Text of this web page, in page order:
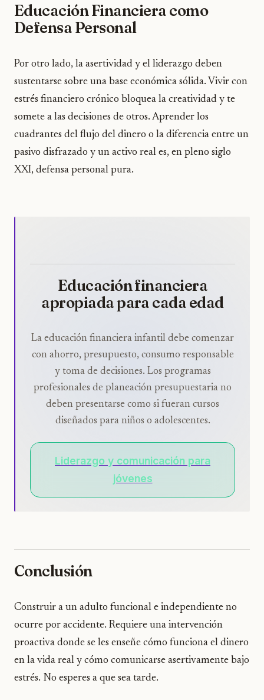
Educación Financiera como
Defensa Personal
Por otro lado, la asertividad y el liderazgo deben
sustentarse sobre una base económica sólida. Vivir con
estrés financiero crónico bloquea la creatividad y te
somete a las decisiones de otros. Aprender los
cuadrantes del flujo del dinero o la diferencia entre un
pasivo disfrazado y un activo real es, en pleno siglo
XXI, defensa personal pura.
Educación financiera
apropiada para cada edad
La educación financiera infantil debe comenzar
con ahorro, presupuesto, consumo responsable
y toma de decisiones. Los programas
profesionales de planeación presupuestaria no
deben presentarse como si fueran cursos
diseñados para niños o adolescentes.
Liderazgo y comunicación para
jóvenes
Conclusión
Construir a un adulto funcional e independiente no
ocurre por accidente. Requiere una intervención
proactiva donde se les enseñe cómo funciona el dinero
en la vida real y cómo comunicarse asertivamente bajo
estrés. No esperes a que sea tarde.